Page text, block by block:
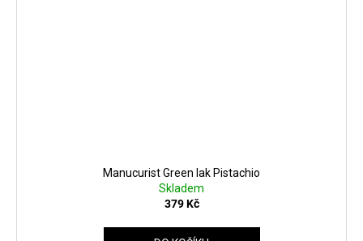
Manucurist Green lak Pistachio
Skladem
379 Kč